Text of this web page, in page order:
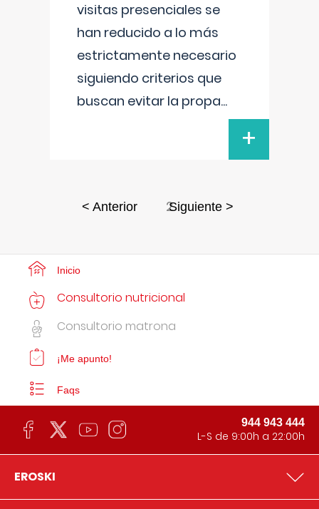
visitas presenciales se
han reducido a lo más
estrictamente necesario
siguiendo criterios que
buscan evitar la propa...
+
< Anterior 2Siguiente >
Inicio
Consultorio nutricional
Consultorio matrona
¡Me apunto!
Faqs
944 943 444
L-S de 9:00h a 22:00h
EROSKI